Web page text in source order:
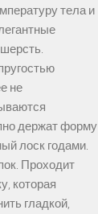
тела и
не
держат форму
лоск годами.
Проходит
которая
гладкой,